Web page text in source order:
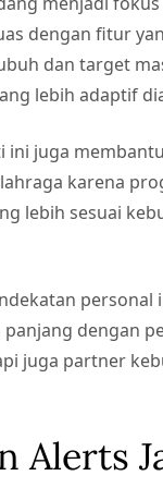
dengan fitur
dan target
lebih adaptif
ini juga
karena
lebih sesuai
dengan
juga partner
Alerts